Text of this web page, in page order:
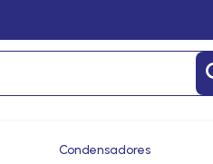
Condensadores